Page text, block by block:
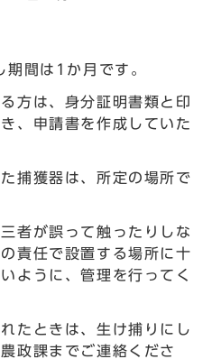
間は1か月です。
方は、身分証明書類と印
、申請書を作成していた
捕獲器は、所定の場所で
者が誤って触ったりしな
責任で設置する場所に十
ように、管理を行ってく
たときは、生け捕りにし
政課までご連絡くださ